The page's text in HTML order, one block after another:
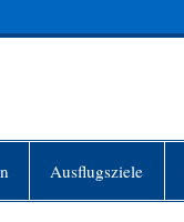
Ausflugsziele